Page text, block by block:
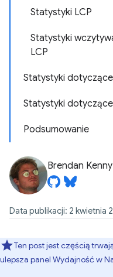
Statystyki LCP
Statystyki
LCP
Statystyki
Statystyki
Podsumowanie
Brendan Kenny
Data publikacji: 2 kwietnia
Ten post jest częścią
ulepsza panel Wydajność w